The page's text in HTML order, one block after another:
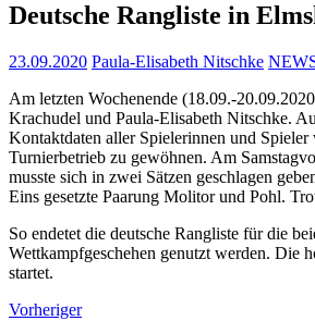
Deutsche Rangliste in
23.09.2020 Paula-Elisabeth Nitschke
Am letzten Wochenende (18.09.-
Krachudel und Paula-Elisabeth Nitschke.
Kontaktdaten aller Spielerinnen und
Turnierbetrieb zu gewöhnen. Am
musste sich in zwei Sätzen geschlagen
Eins gesetzte Paarung Molitor und Pohl.
So endetet die deutsche Rangliste für die
Wettkampfgeschehen genutzt werden. Die
startet.
Vorheriger